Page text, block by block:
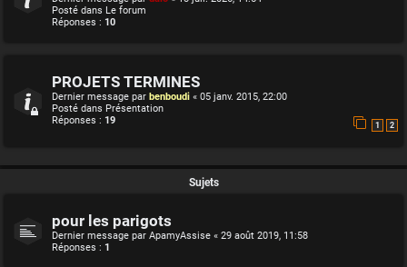
Posté dans Le forum
Réponses : 10
PROJETS TERMINES
Dernier message par benboudi « 05 janv. 2015, 22:00
Posté dans Présentation
Réponses : 19 1 2
Sujets
pour les parigots
Dernier message par ApamyAssise « 29 août 2019, 11:58
Réponses : 1